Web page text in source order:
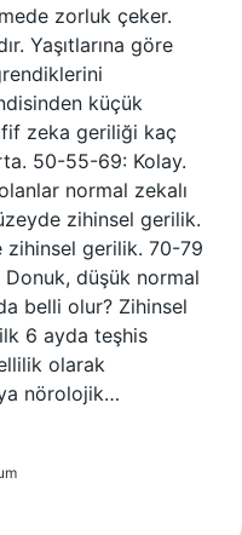
zorluk çeker.
Yaşıtlarına göre
küçük
zeka geriliği kaç
50-55-69: Kolay.
normal zekalı
zihinsel gerilik.
gerilik. 70-79
Donuk, düşük normal
belli olur? Zihinsel
6 ayda teşhis
olarak
nörolojik…